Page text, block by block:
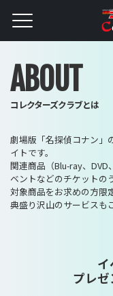
ABOUT
コレクターズクラブとは
劇場版「名探偵コナン」
イトです。
関連商品（Blu-ray、DVD
ベントなどのチケットの
対象商品をお求めの方限
典盛り沢山のサービスも
プレゼ